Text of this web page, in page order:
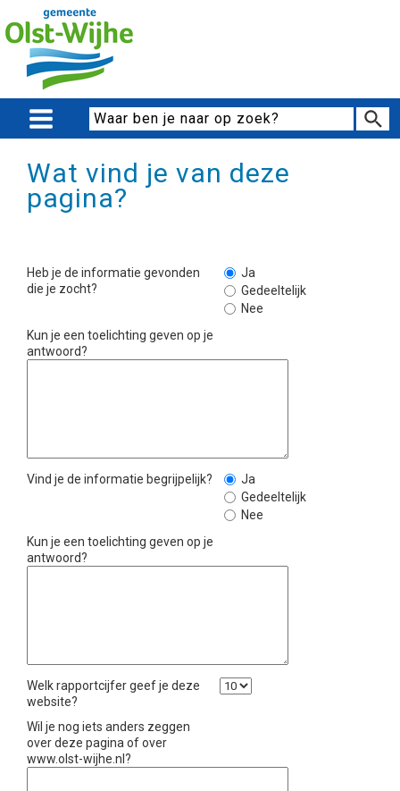
Wat vind je van deze
pagina?
Heb je de informatie gevonden
die je zocht?
Ja
Gedeeltelijk
Nee
Kun je een toelichting geven op je
antwoord?
Vind je de informatie begrijpelijk?
Ja
Gedeeltelijk
Nee
Kun je een toelichting geven op je
antwoord?
Welk rapportcijfer geef je deze
website?
Wil je nog iets anders zeggen
over deze pagina of over
www.olst-wijhe.nl?